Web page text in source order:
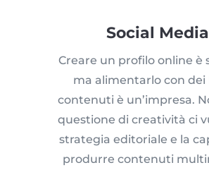
Social Media
Creare un profilo online è
ma alimentarlo con dei
contenuti è un’impresa.
questione di creatività ci
strategia editoriale e la
produrre contenuti